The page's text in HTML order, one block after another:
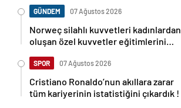
GÜNDEM 07 Ağustos 2026
Norweç silahlı kuvvetleri kadınlardan
oluşan özel kuvvetler eğitimlerini
SPOR 07 Ağustos 2026
Cristiano Ronaldo’nun akıllara zarar
tüm kariyerinin istatistiğini çıkardık !